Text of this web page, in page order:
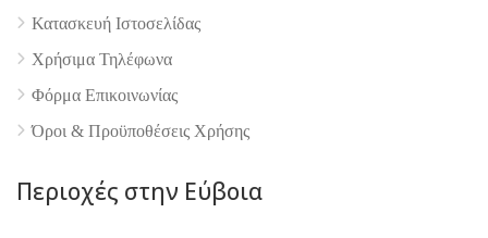
Κατασκευή Ιστοσελίδας
Χρήσιμα Τηλέφωνα
Φόρμα Επικοινωνίας
Όροι & Προϋποθέσεις Xρήσης
Περιοχές στην Εύβοια